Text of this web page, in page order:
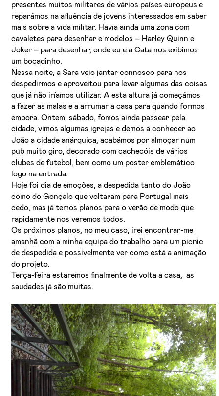
presentes muitos militares de vários países europeus e
reparámos na afluência de jovens interessados em saber
mais sobre a vida militar. Havia ainda uma zona com
cavaletes para desenhar e modelos – Harley Quinn e
Joker – para desenhar, onde eu e a Cata nos exibimos
um bocadinho.
Nessa noite, a Sara veio jantar connosco para nos
despedirmos e aproveitou para levar algumas das coisas
que já não iríamos utilizar. A esta altura já começámos
a fazer as malas e a arrumar a casa para quando formos
embora. Ontem, sábado, fomos ainda passear pela
cidade, vimos algumas igrejas e demos a conhecer ao
João a cidade anárquica, acabámos por almoçar num
pub muito giro, decorado com cachecóis de vários
clubes de futebol, bem como um poster emblemático
logo na entrada.
Hoje foi dia de emoções, a despedida tanto do João
como do Gonçalo que voltaram para Portugal mais
cedo, mas já temos planos para o verão de modo que
rapidamente nos veremos todos.
Os próximos planos, no meu caso, irei encontrar-me
amanhã com a minha equipa do trabalho para um picnic
de despedida e possivelmente ver como está a animação
do projeto.
Terça-feira estaremos finalmente de volta a casa, as
saudades já são muitas.